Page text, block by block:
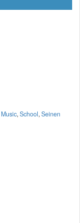
Music,School,Seinen